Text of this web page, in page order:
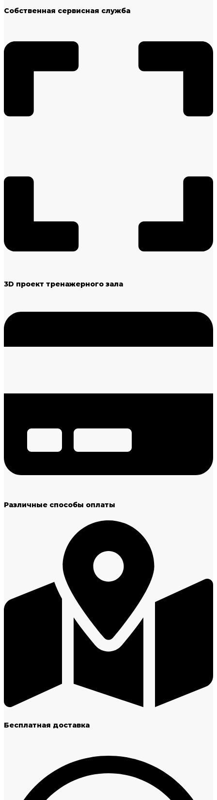
Собственная сервисная служба
3D проект тренажерного зала
Различные способы оплаты
Бесплатная доставка